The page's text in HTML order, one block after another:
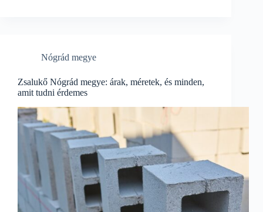
Nógrád megye
Zsalukő Nógrád megye: árak, méretek, és minden,
amit tudni érdemes